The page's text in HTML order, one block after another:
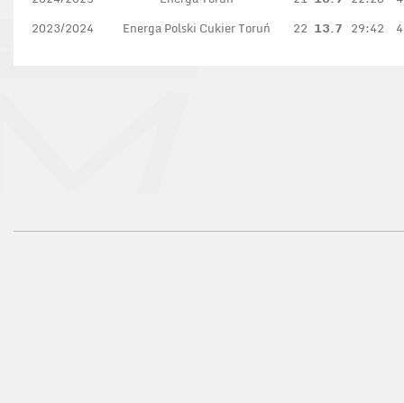
2023/2024
Energa Polski Cukier Toruń 22 13.7 29:42